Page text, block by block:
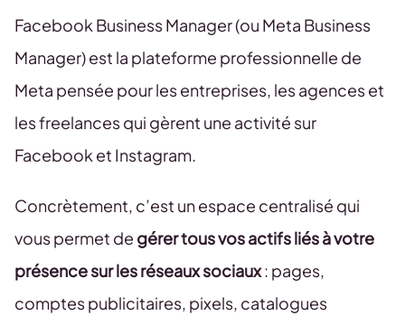
Facebook Business Manager (ou Meta Business
Manager) est la plateforme professionnelle de
Meta pensée pour les entreprises, les agences et
les freelances qui gèrent une activité sur
Facebook et Instagram.
Concrètement, c’est un espace centralisé qui
vous permet de gérer tous vos actifs liés à votre
présence sur les réseaux sociaux: pages,
comptes publicitaires, pixels, catalogues